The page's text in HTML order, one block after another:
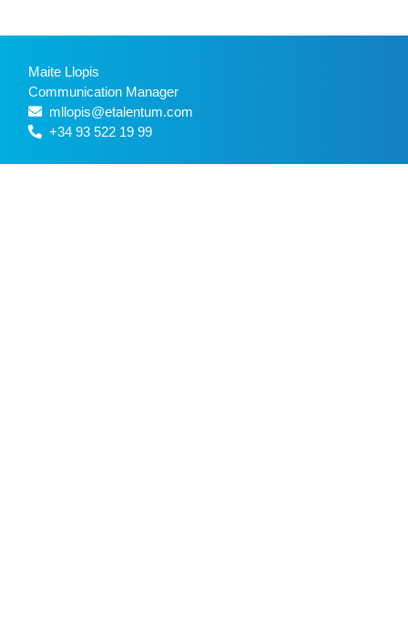
Maite Llopis
Communication Manager
mllopis@etalentum.com
+34 93 522 19 99